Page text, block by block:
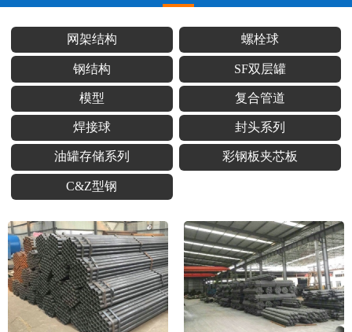
网架结构 螺栓球
钢结构 SF双层罐
模型 复合管道
焊接球 封头系列
油罐存储系列 彩钢板夹芯板
C&Z型钢